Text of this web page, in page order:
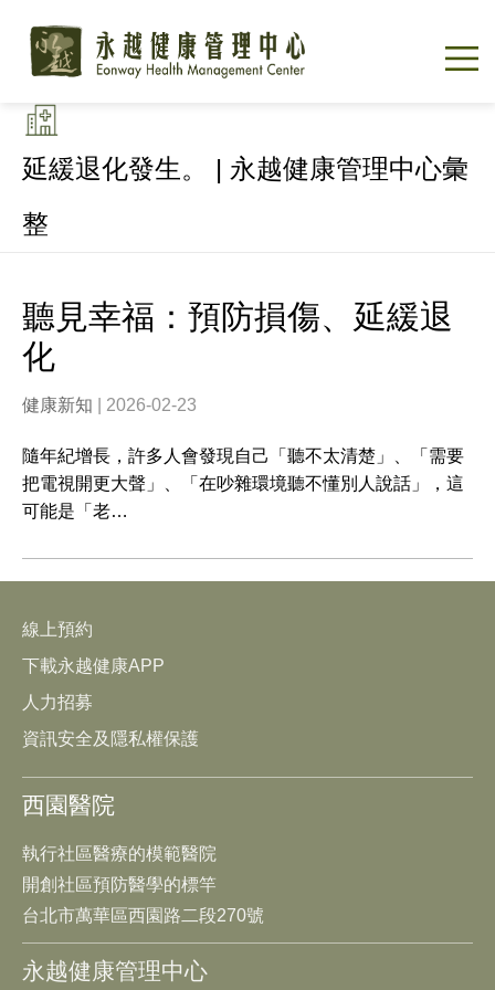
延緩退化發生。 | 永越健康管理中心彙
整
聽見幸福：預防損傷、延緩退
化
健康新知 | 2026-02-23
隨年紀增長，許多人會發現自己「聽不太清楚」、「需要
把電視開更大聲」、「在吵雜環境聽不懂別人說話」，這
可能是「老…
線上預約
下載永越健康APP
人力招募
資訊安全及隱私權保護
西園醫院
執行社區醫療的模範醫院
開創社區預防醫學的標竿
台北市萬華區西園路二段270號
永越健康管理中心